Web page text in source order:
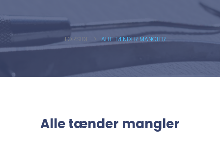
FORSIDE ALLE TÆNDER MANGLER
Alle tænder mangler